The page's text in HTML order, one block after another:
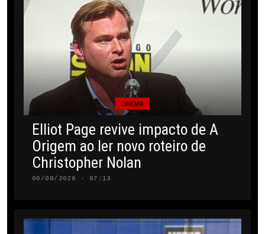
CINEMA
Elliot Page revive impacto de A
Origem ao ler novo roteiro de
Christopher Nolan
06/08/2026 · 07:13